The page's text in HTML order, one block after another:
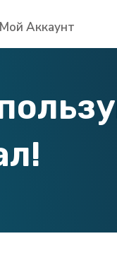
Мой Аккаунт